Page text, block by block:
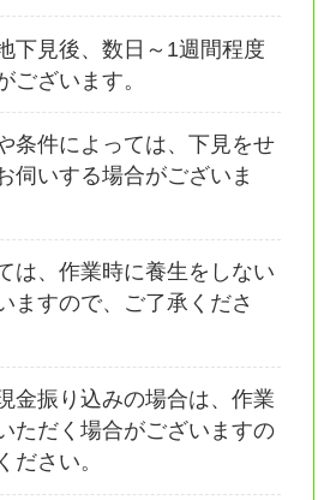
下見後、数日～1週間程度
ございます。
条件によっては、下見をせ
伺いする場合がございま
は、作業時に養生をしない
ますので、ご了承くださ
金振り込みの場合は、作業
ただく場合がございますの
ださい。